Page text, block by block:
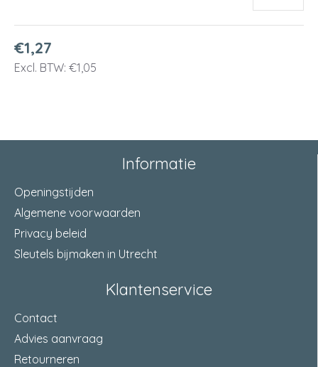
€1,27
Excl. BTW: €1,05
Informatie
Openingstijden
Algemene voorwaarden
Privacy beleid
Sleutels bijmaken in Utrecht
Klantenservice
Contact
Advies aanvraag
Retourneren